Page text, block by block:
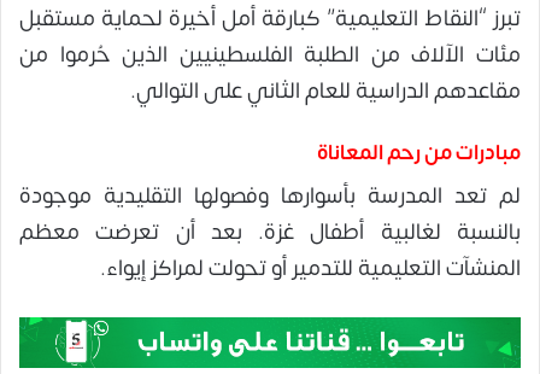
تبرز “النقاط التعليمية” كبارقة أمل أخيرة لحماية مستقبل
مئات الآلاف من الطلبة الفلسطينيين الذين حُرموا من
مقاعدهم الدراسية للعام الثاني على التوالي.
مبادرات من رحم المعاناة
لم تعد المدرسة بأسوارها وفصولها التقليدية موجودة
بالنسبة لغالبية أطفال غزة. بعد أن تعرضت معظم
المنشآت التعليمية للتدمير أو تحولت لمراكز إيواء.